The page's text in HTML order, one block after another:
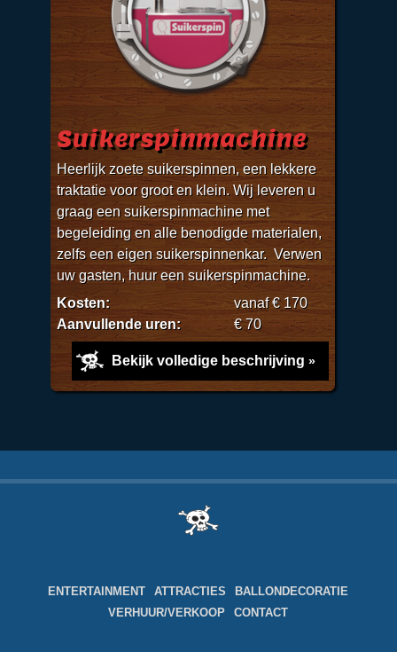
Suikerspinmachine
Heerlijk zoete suikerspinnen, een lekkere
traktatie voor groot en klein. Wij leveren u
graag een suikerspinmachine met
begeleiding en alle benodigde materialen,
zelfs een eigen suikerspinnenkar. Verwen
uw gasten, huur een suikerspinmachine.
Kosten:
vanaf € 170
Aanvullende uren:
€ 70
Bekijk volledige beschrijving
ENTERTAINMENT ATTRACTIES
BALLONDECORATIE
VERHUUR/VERKOOP
CONTACT